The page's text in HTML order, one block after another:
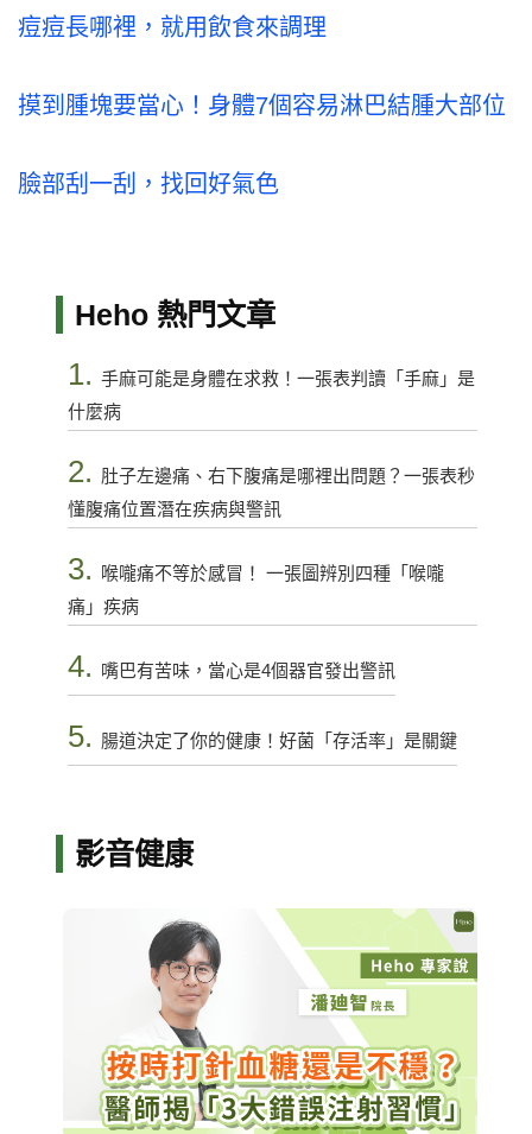
痘痘長哪裡，就用飲食來調理
摸到腫塊要當心！身體7個容易淋巴結腫大部位
臉部刮一刮，找回好氣色
Heho 熱門文章
1. 手麻可能是身體在求救！一張表判讀「手麻」是
什麼病
2. 肚子左邊痛、右下腹痛是哪裡出問題？一張表秒
懂腹痛位置潛在疾病與警訊
3.
喉嚨痛不等於感冒！ 一張圖辨別四種「喉嚨
痛」疾病
4. 嘴巴有苦味，當心是4個器官發出警訊
5. 腸道決定了你的健康！好菌「存活率」是關鍵
影音健康